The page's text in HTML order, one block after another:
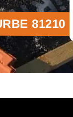
81210